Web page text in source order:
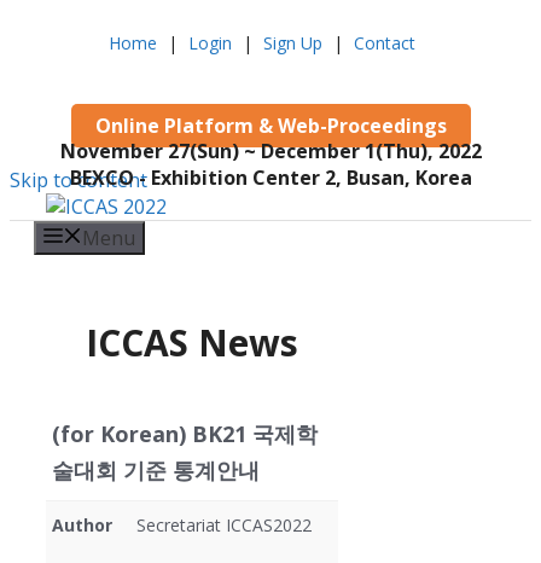
Home | Login | Sign Up | Contact
Online Platform & Web-Proceedings
November 27(Sun) ~ December 1(Thu), 2022
BEXCO - Exhibition Center 2, Busan, Korea
Skip to content
Menu
ICCAS News
(for Korean) BK21 국제학
술대회 기준 통계안내
Author Secretariat ICCAS2022